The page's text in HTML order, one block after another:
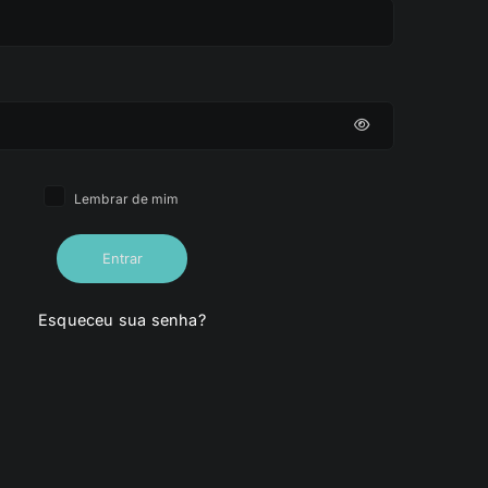
Lembrar de mim
Entrar
Esqueceu sua senha?